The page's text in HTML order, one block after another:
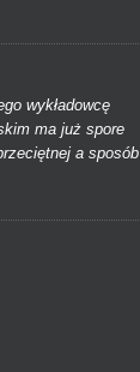
wykładowcę
ma już spore
a sposób